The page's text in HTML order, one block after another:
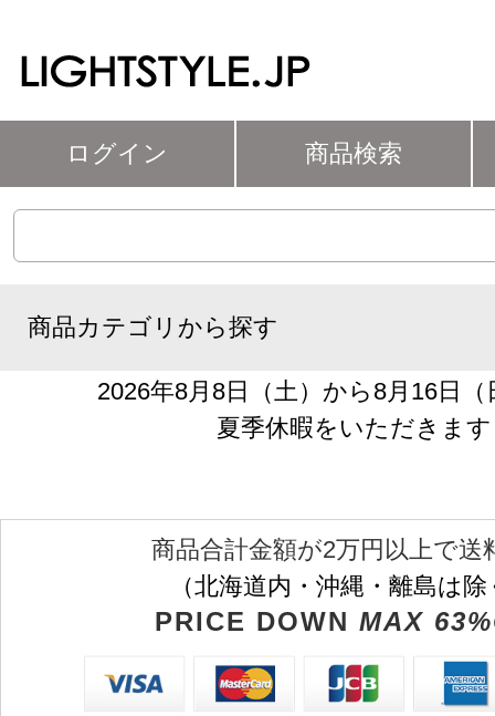
ログイン 商品検索
商品カテゴリから探す
2026年8月8日（土）から8月16日
夏季休暇をいただきます
商品合計金額が2万円以上で送
（北海道内・沖縄・離島は
PRICE DOWN MAX